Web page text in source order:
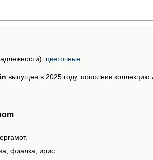
цветочные
выпущен в 2025 году, пополнив коллекцию
фиалка, ирис.